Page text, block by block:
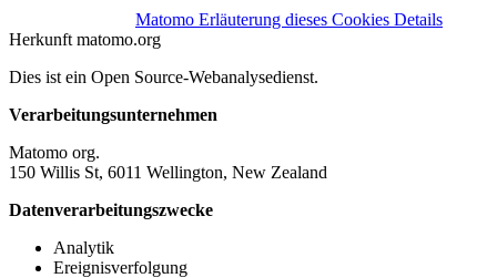
Matomo Erläuterung dieses Cookies Details
Herkunft matomo.org
Dies ist ein Open Source-Webanalysedienst.
Verarbeitungsunternehmen
Matomo org.
150 Willis St, 6011 Wellington, New Zealand
Datenverarbeitungszwecke
Analytik
Ereignisverfolgung